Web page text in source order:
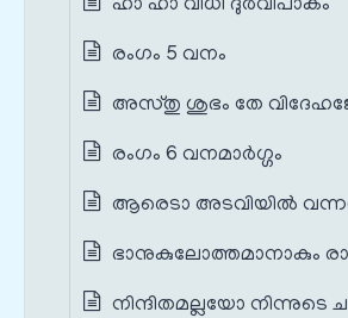
ഹാ ഹാ വിധി ദുര്‍വിപാകം
രംഗം 5 വനം
അസ്തു ശുഭം തേ
രംഗം 6 വനമാര്‍ഗ്ഗം
ആരെടാ അടവിയില്‍
ഭാനുകുലോത്തമാനാകും
നിന്ദിതമല്ലയോ നിന്നുടെ